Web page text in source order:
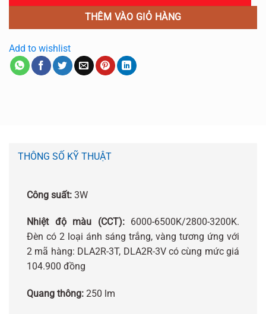
THÊM VÀO GIỎ HÀNG
Add to wishlist
THÔNG SỐ KỸ THUẬT
Công suất: 3W
Nhiệt độ màu (CCT):6000-6500K/2800-3200K.
Đèn có 2 loại ánh sáng trắng, vàng tương ứng với
2 mã hàng: DLA2R-3T, DLA2R-3V có cùng mức giá
104.900 đồng
Quang thông: 250 lm